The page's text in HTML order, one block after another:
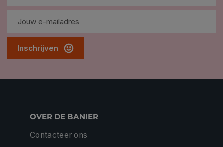
Inschrijven
OVER DE BANIER
Contacteer ons